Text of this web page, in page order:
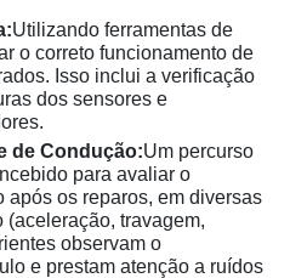
Utilizando ferramentas de
o correto funcionamento de
Isso inclui a verificação
dos sensores e
de Condução:Um percurso
para avaliar o
após os reparos, em diversas
travagem,
observam o
e prestam atenção a ruídos